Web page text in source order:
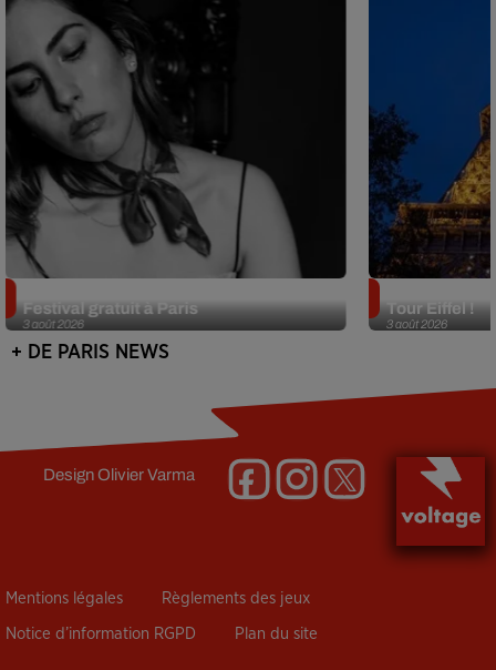
3 août 2026
Festival gratuit à Paris
3 août 2026
Tour Eiffel !
+ DE PARIS NEWS
DesignOlivier Varma
Mentions légales Règlements des jeux
Notice d’information RGPD Plan du site